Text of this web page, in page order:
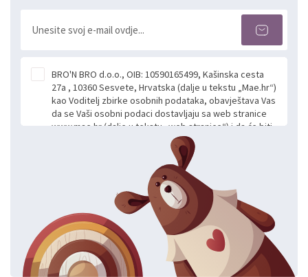
BRO'N BRO d.o.o., OIB: 10590165499, Kašinska cesta
27a , 10360 Sesvete, Hrvatska (dalje u tekstu „Mae.hr“)
kao Voditelj zbirke osobnih podataka, obavještava Vas
da se Vaši osobni podaci dostavljaju sa web stranice
www.mae.hr (dalje u tekstu „web stranice“) i da će biti
obrađeni. Prihvaćanjem ove Izjave smatra se da
slobodno i izričito dajete privolu za prikupljanje i daljnju
obradu Vaših osobnih podataka koje ustupate Mae.hr
putem ovih web stranica u svrhu odgovora i daljnje
komunikacije na Vaš upit poslan kroz kontakt obrazac.
Radi se o dobrovoljnom davanju podataka te ovu
Izjavu niste dužni prihvatiti odnosno niste dužni unositi
svoje osobne podatke u jednu od prijavnih
formi/obrazaca dostupnih na ovim web stranicama.
BRO'N BRO d.o.o. će s Vašim osobnim podacima
postupati sukladno Općoj uredbi o zaštiti podataka